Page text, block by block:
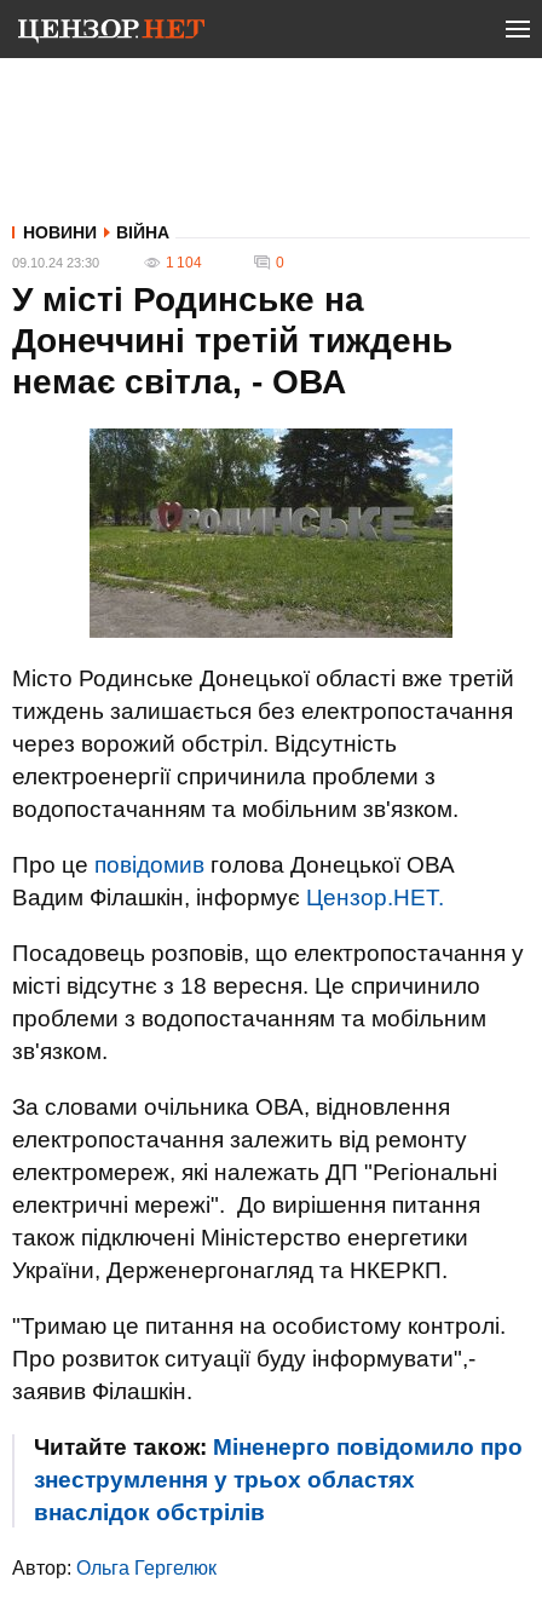
НОВИНИ ВІЙНА
09.10.24 23:30 1 104 0
У місті Родинське на
Донеччині третій тиждень
немає світла, - ОВА
Місто Родинське Донецької області вже третій
тиждень залишається без електропостачання
через ворожий обстріл. Відсутність
електроенергії спричинила проблеми з
водопостачанням та мобільним зв'язком.
Про це повідомив голова Донецької ОВА
Вадим Філашкін, інформує Цензор.НЕТ.
Посадовець розповів, що електропостачання у
місті відсутнє з 18 вересня. Це спричинило
проблеми з водопостачанням та мобільним
зв'язком.
За словами очільника ОВА, відновлення
електропостачання залежить від ремонту
електромереж, які належать ДП "Регіональні
електричні мережі". До вирішення питання
також підключені Міністерство енергетики
України, Держенергонагляд та НКЕРКП.
"Тримаю це питання на особистому контролі.
Про розвиток ситуації буду інформувати",-
заявив Філашкін.
Читайте також: Міненерго повідомило про
знеструмлення у трьох областях
внаслідок обстрілів
Автор: Ольга Гергелюк